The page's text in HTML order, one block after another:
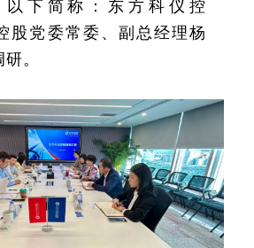
下简称：东方科仪控
股党委常委、副总经理杨
。